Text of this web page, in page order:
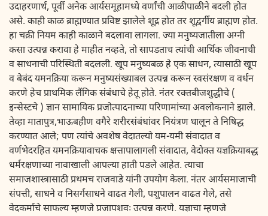
उदाहरणार्थ, पूर्वी अनेक आर्यसमूहामध्ये वर्णांची आळीपाळीने बदली होत
असे. काही काळ ब्राह्मण्यात प्रविष्ट झालेले शूद्र होत तर शूद्वर्गीय ब्राह्मण होत.
हा चक्री नियम काही काळाने बदलावा लागला. ज्या मनुष्यजातीला अग्नी
कसा उत्पन्न करावा हे माहीत नव्हते, तो सापडताच त्यांची आर्थिक जीवनाची
व साधनाची परिस्थिती बदलली. खूप मनुष्यबळ हे एक साधन, त्यासाठी खूप
व बेबंद यमनक्रिया करून मनुष्यसंख्याबल उत्पन्न करून स्वसंरक्षण व वर्धन
करणे हेच प्राथमिक लैंगिक संबंधाचे हेतू होते. नंतर रक्तबीजशुद्धीचे (
इन्सेस्टचे ) ज्ञान सामायिक प्रजोत्पादनाच्या परिणामांच्या अवलोकनाने झाले.
तेव्हा मातापुत्र,भाऊबहीण वगैरे शरीरसंबंधांवर नियंत्रण घालून ते निषिद्ध
करण्यात आले; पण त्यांचे अवशेष वेदातल्यो यम-यमी संवादात व
वर्णभेदरहित यमनक्रियावाचक क्षत्तापालागली संवादात, वेदोक्त यज्ञक्रियाबद्ध
धर्मरक्षणाच्या नावाखाली आपल्या हाती पडले आहेत. त्याचा
समाजशास्त्रासाठी प्रथमच राजवाडे यांनी उपयोग केला. नंतर आर्यसमाजाची
संपत्ती, साधने व निसर्गसाधने वाढत गेली, पशुपालन वाढत गेले, तसे
वेदकर्माचे साफल्य म्हणजे प्रजापशवः उत्पन्न करणे. यज्ञाचा म्हणजे